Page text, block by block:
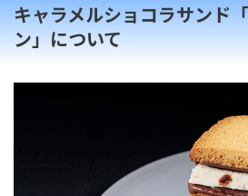
キャラメルショコラサンド
ン」について